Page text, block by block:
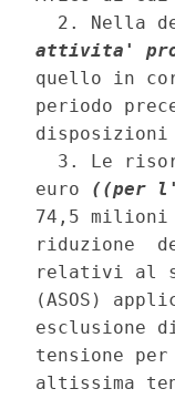
2. Nella
attivita'
quello in
periodo
disposizioni
3. Le
euro ((per
74,5
riduzione
relativi al
(ASOS)
esclusione
tensione
altissima